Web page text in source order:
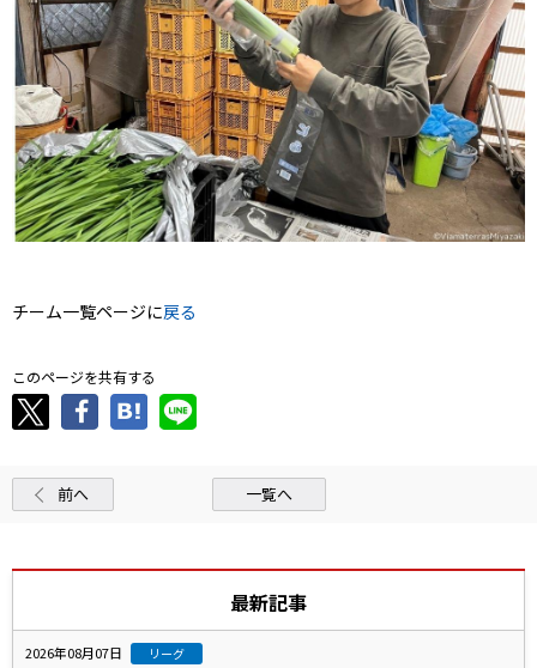
チーム一覧ページに戻る
このページを共有する
前へ 一覧へ
最新記事
2026年08月07日 リーグ